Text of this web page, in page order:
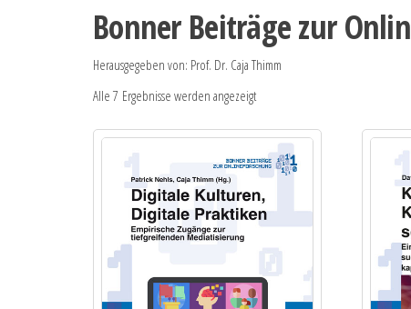
Bonner Beiträge zur
Herausgegeben von: Prof. Dr. Caja Thimm
Alle 7 Ergebnisse werden angezeigt